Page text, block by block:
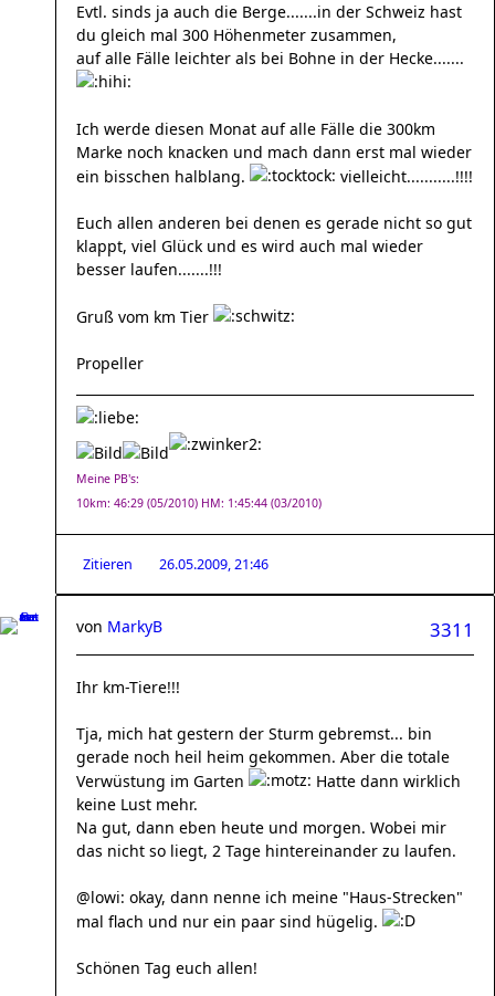
Evtl. sinds ja auch die Berge.......in der Schweiz hast
du gleich mal 300 Höhenmeter zusammen,
auf alle Fälle leichter als bei Bohne in der Hecke.......
Ich werde diesen Monat auf alle Fälle die 300km
Marke noch knacken und mach dann erst mal wieder
ein bisschen halblang.
vielleicht...........!!!!
Euch allen anderen bei denen es gerade nicht so gut
klappt, viel Glück und es wird auch mal wieder
besser laufen.......!!!
Gruß vom km Tier
Propeller
Meine PB's:
10km: 46:29 (05/2010) HM: 1:45:44 (03/2010)
Zitieren 26.05.2009, 21:46
3311
von MarkyB
Ihr km-Tiere!!!
Tja, mich hat gestern der Sturm gebremst... bin
gerade noch heil heim gekommen. Aber die totale
Verwüstung im Garten
Hatte dann wirklich
keine Lust mehr.
Na gut, dann eben heute und morgen. Wobei mir
das nicht so liegt, 2 Tage hintereinander zu laufen.
@lowi: okay, dann nenne ich meine "Haus-Strecken"
mal flach und nur ein paar sind hügelig.
Schönen Tag euch allen!